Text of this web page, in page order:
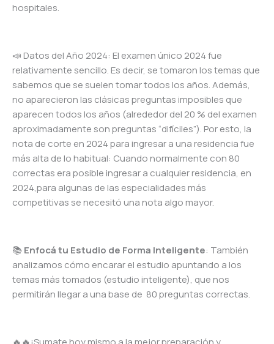
hospitales.
📣 Datos del Año 2024: El examen único 2024 fue
relativamente sencillo. Es decir, se tomaron los temas que
sabemos que se suelen tomar todos los años. Además,
no aparecieron las clásicas preguntas imposibles que
aparecen todos los años (alrededor del 20 % del examen
aproximadamente son preguntas “difíciles”). Por esto, la
nota de corte en 2024 para ingresar a una residencia fue
más alta de lo habitual: Cuando normalmente con 80
correctas era posible ingresar a cualquier residencia, en
2024,para algunas de las especialidades más
competitivas se necesitó una nota algo mayor.
📚Enfocá tu Estudio de Forma Inteligente: También
analizamos cómo encarar el estudio apuntando a los
temas más tomados (estudio inteligente), que nos
permitirán llegar a una base de 80 preguntas correctas.